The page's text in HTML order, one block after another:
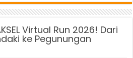
Triliun
Virtual Run 2026! Dari
ke Pegunungan